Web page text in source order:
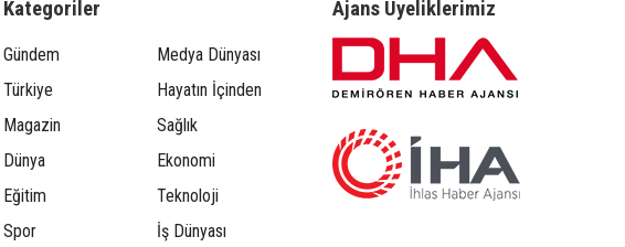
Kategoriler
Gündem
Medya Dünyası
Türkiye
Hayatın İçinden
Magazin
Sağlık
Dünya
Ekonomi
Eğitim
Teknoloji
Spor
İş Dünyası
Ajans Üyeliklerimiz